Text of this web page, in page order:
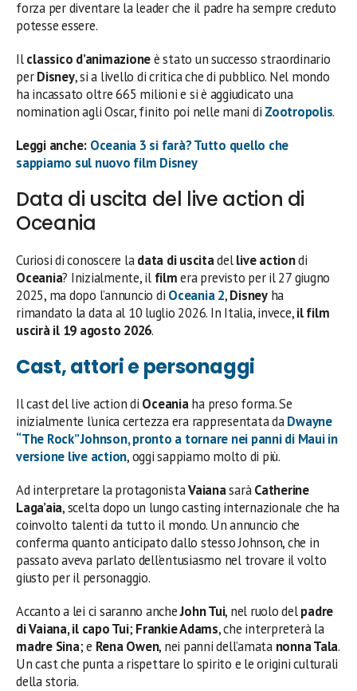
forza per diventare la leader che il padre ha sempre creduto
potesse essere.
Ilclassico d’animazioneè stato un successo straordinario
perDisney, si a livello di critica che di pubblico. Nel mondo
ha incassato oltre 665 milioni e si è aggiudicato una
nomination agli Oscar, finito poi nelle mani di Zootropolis.
Leggi anche: Oceania 3 si farà? Tutto quello che
sappiamo sul nuovo film Disney
Data di uscita del live action di
Oceania
Curiosi di conoscere ladata di uscitadellive actiondi
Oceania? Inizialmente, il filmera previsto per il 27 giugno
2025, ma dopo l’annuncio di Oceania 2,Disneyha
rimandato la data al 10 luglio 2026. In Italia, invece,il film
uscirà il 19 agosto 2026.
Cast, attori e personaggi
Il cast del live action di Oceaniaha preso forma. Se
inizialmente l’unica certezza era rappresentata daDwayne
“The Rock” Johnson, pronto a tornare nei panni di Mauiin
versione live action, oggi sappiamo molto di più.
Ad interpretare la protagonistaVaianasaràCatherine
Laga’aia, scelta dopo un lungo casting internazionale che ha
coinvolto talenti da tutto il mondo. Un annuncio che
conferma quanto anticipato dallo stesso Johnson, che in
passato aveva parlato dell’entusiasmo nel trovare il volto
giusto per il personaggio.
Accanto a lei ci saranno ancheJohn Tui, nel ruolo delpadre
di Vaiana, il capo Tui; Frankie Adams, che interpreterà la
madre Sina; e Rena Owen, nei panni dell’amata nonna Tala.
Un cast che punta a rispettare lo spirito e le origini culturali
della storia.